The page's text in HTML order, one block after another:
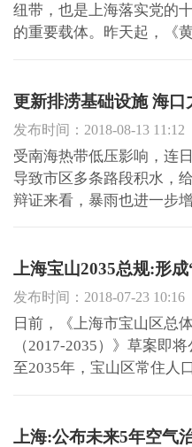
纽带，也是上海落实党的
的重要载体。昨天起，《
河建设成为具有全球影响
期为...
更新排涝基础设施 海
发布时间：2018-08-13 11:12
受南海热带低压影响，连
导致市区多条路段积水，
辩证来看，暴雨也进一步
水点从优化排水分区、蓄
等系统层面进...
发布时间：2018-07-23 10:16
日前，《上海市宝山区总
（2017-2035）》草案即
至2035年，宝山区常住人